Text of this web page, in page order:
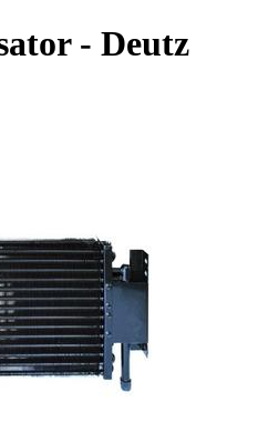
- Deutz